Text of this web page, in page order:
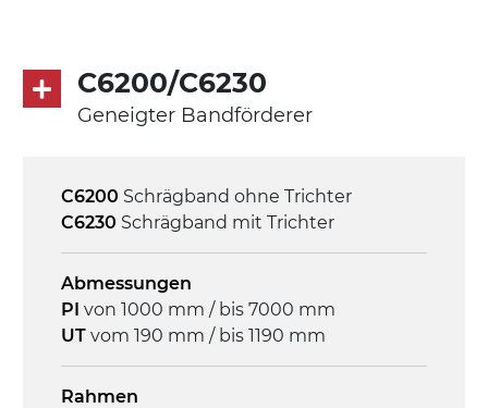
4,8 m/Minute
Steuerung
C6200/C6230
Geneigter Bandförderer
C6200 Schrägband ohne Trichter
C6230 Schrägband mit Trichter
Abmessungen
PI von 1000 mm / bis 7000 mm
UT vom 190 mm / bis 1190 mm
Rahmen